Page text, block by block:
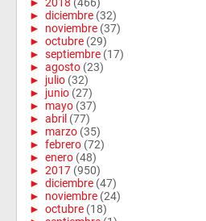
► diciembre (32)
► noviembre (37)
► octubre (29)
► septiembre (17)
► agosto (23)
► julio (32)
► junio (27)
► mayo (37)
► abril (77)
► marzo (35)
► febrero (72)
► enero (48)
► 2017 (950)
► diciembre (47)
► noviembre (24)
► octubre (18)